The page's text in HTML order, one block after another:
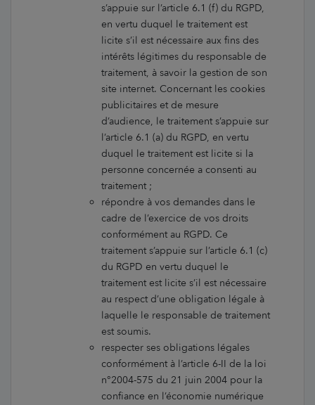
s’appuie sur l’article 6.1 (f) du RGPD,
en vertu duquel le traitement est
licite s’il est nécessaire aux fins des
intérêts légitimes du responsable de
traitement, à savoir la gestion de son
site internet. Concernant les cookies
publicitaires et de mesure
d’audience, le traitement s’appuie sur
l’article 6.1 (a) du RGPD, en vertu
duquel le traitement est licite si la
personne concernée a consenti au
traitement ;
répondre à vos demandes dans le
cadre de l’exercice de vos droits
conformément au RGPD. Ce
traitement s’appuie sur l’article 6.1 (c)
du RGPD en vertu duquel le
traitement est licite s’il est nécessaire
au respect d’une obligation légale à
laquelle le responsable de traitement
est soumis.
respecter ses obligations légales
conformément à l’article 6-II de la loi
n°2004-575 du 21 juin 2004 pour la
confiance en l’économie numérique